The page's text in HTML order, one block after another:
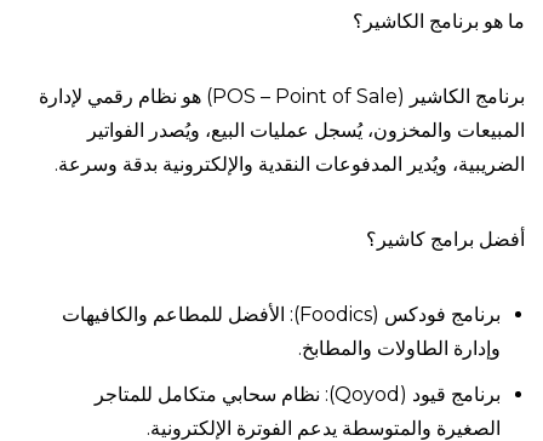
ما هو برنامج الكاشير؟
برنامج الكاشير (POS – Point of Sale) هو نظام رقمي لإدارة
المبيعات والمخزون، يُسجل عمليات البيع، ويُصدر الفواتير
الضريبية، ويُدير المدفوعات النقدية والإلكترونية بدقة وسرعة.
أفضل برامج كاشير؟
برنامج فودكس (Foodics): الأفضل للمطاعم والكافيهات
وإدارة الطاولات والمطابخ.
برنامج قيود (Qoyod): نظام سحابي متكامل للمتاجر
الصغيرة والمتوسطة يدعم الفوترة الإلكترونية.